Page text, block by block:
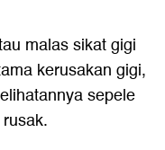
malas sikat gigi
kerusakan gigi,
sepele